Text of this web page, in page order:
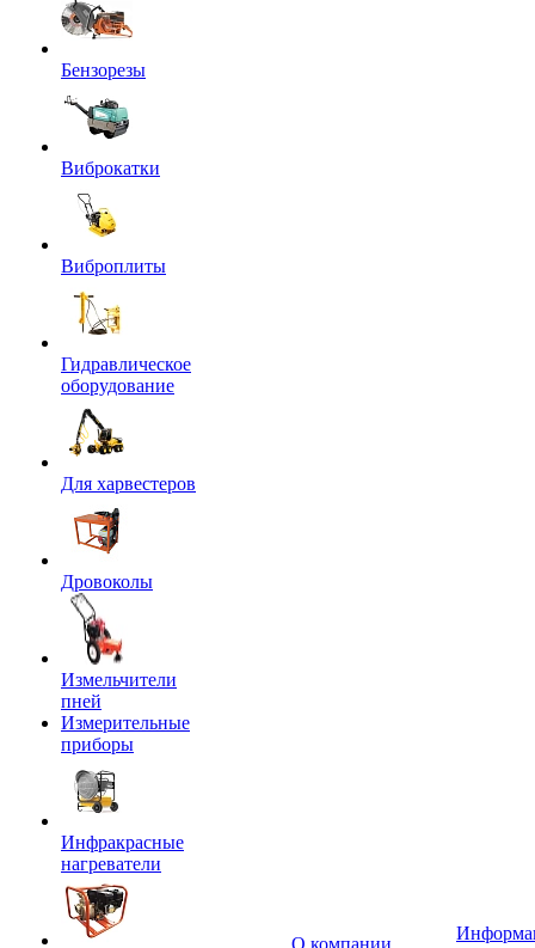
Бензорезы
Виброкатки
Виброплиты
Гидравлическое
оборудование
Для харвестеров
Дровоколы
Измельчители
пней
Измерительные
приборы
Инфракрасные
нагреватели
О компании